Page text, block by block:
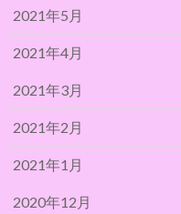
2021年5月
2021年4月
2021年3月
2021年2月
2021年1月
2020年12月